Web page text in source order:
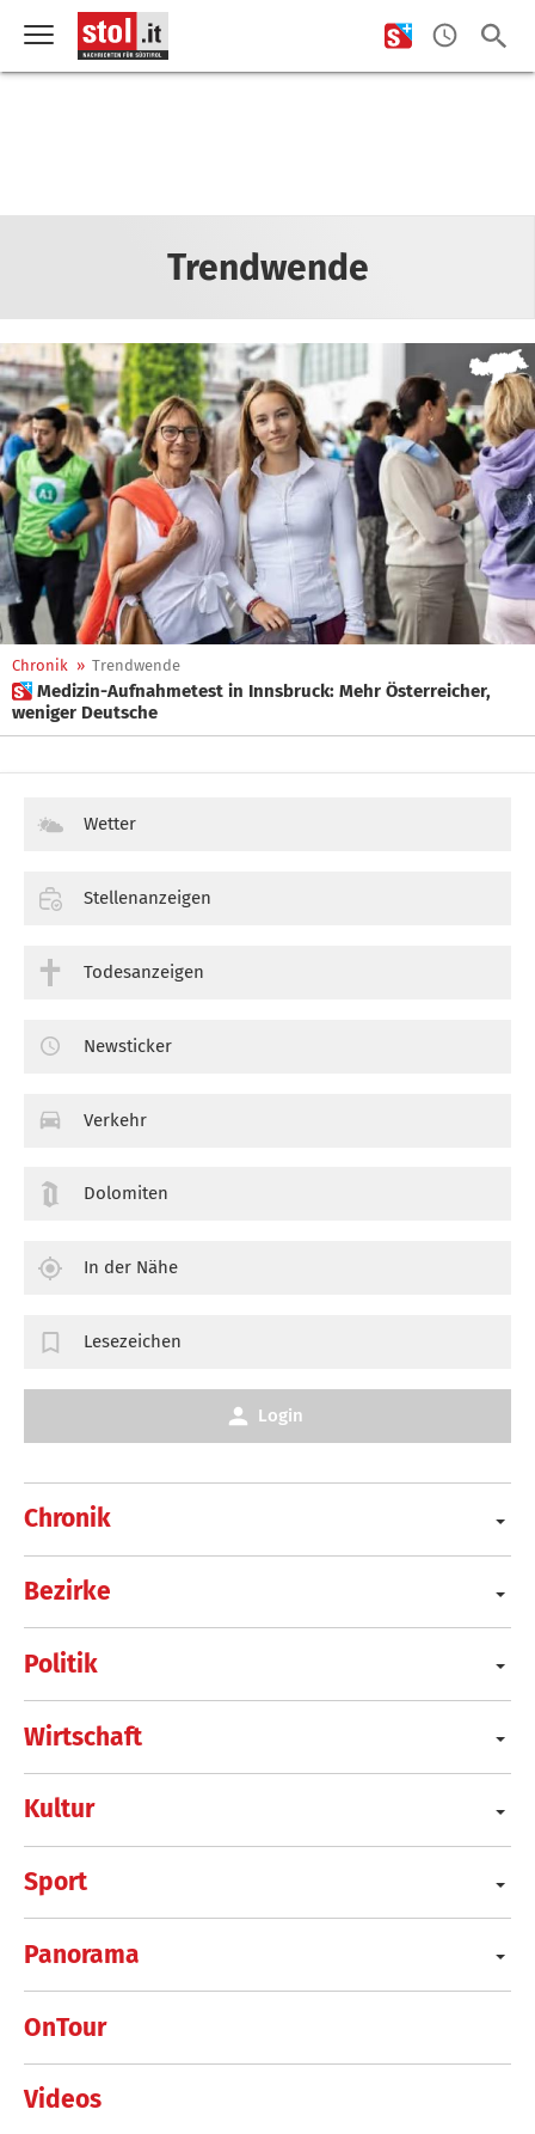
Trendwende
Chronik » Trendwende
 Medizin-Aufnahmetest in Innsbruck: Mehr Österreicher,
weniger Deutsche
Chronik
Bezirke
Politik
Wirtschaft
Kultur
Sport
Panorama
OnTour
Videos
Wetter
Stellenanzeigen
Todesanzeigen
Newsticker
Verkehr
Dolomiten
In der Nähe
Lesezeichen
Login